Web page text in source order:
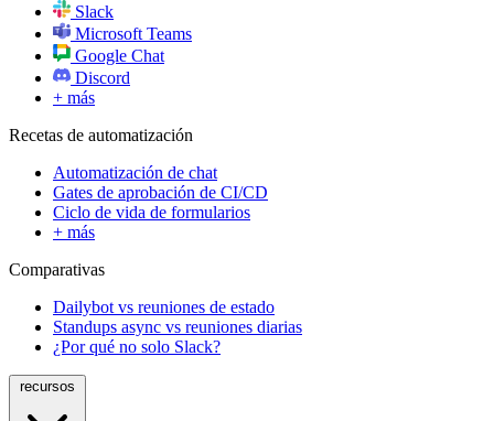
Slack
Microsoft Teams
Google Chat
Discord
+ más
Recetas de automatización
Automatización de chat
Gates de aprobación de CI/CD
Ciclo de vida de formularios
+ más
Comparativas
Dailybot vs reuniones de estado
Standups async vs reuniones diarias
¿Por qué no solo Slack?